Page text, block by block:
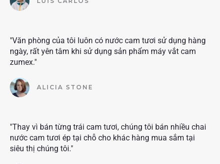
"Văn phòng của tôi luôn có nước cam tươi sử dụng hàng
ngày, rất yên tâm khi sử dụng sản phẩm máy vắt cam
zumex."
ALICIA STONE
"Thay vì bán từng trái cam tươi, chúng tôi bán nhiều chai
nước cam tươi ép tại chỗ cho khác hàng mua sắm tại
siêu thị chúng tôi."